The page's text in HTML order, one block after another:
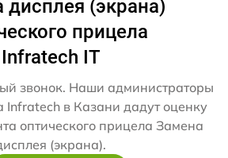
дисплея (экрана)
прицела
Infratech IT
звонок. Наши администраторы
Infratech в Казани дадут оценку
оптического прицела Замена
(экрана).